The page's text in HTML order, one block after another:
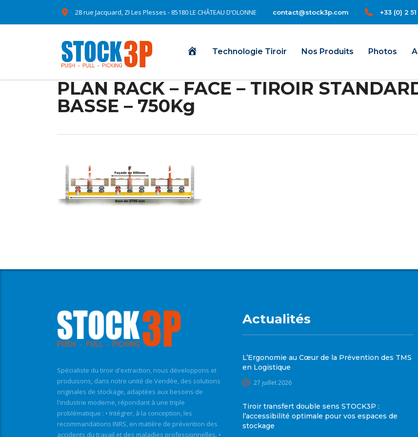
28 rue Jacquard, ZI Les Plesses - 85180 LE CHÂTEAU D’OLONNE contact@stock3p.com +33 (0) 2 51
Accueil
Technologie Tiroir Nos Produits Photos
PLAN RACK – FACE – TIROIR
BASSE – 750Kg
Spécialiste du tiroir d'extraction, nous développons et
produisons, dans notre unité de Vendée, des solutions
originales de stockage, adaptées aux besoins de
l'industrie moderne, répondant à une triple
problématique : • Intégrer, à la conception, les
recommandations INRS, en matière de prévention des
accidents du travail et des maladies professionnelles. •
Actualités
L’Ergonomie au Cœur de la Prévention des TMS
en Logistique
27 juillet 2026
Tiroir transfert double sens STOCK3P :
l’accessibilité optimale pour vos espaces de
stockage